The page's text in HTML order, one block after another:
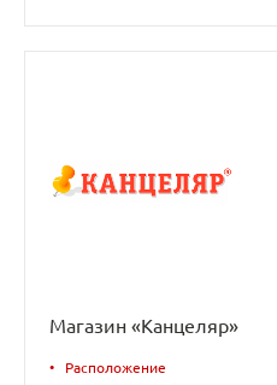
Магазин «Канцеляр»
• Расположение